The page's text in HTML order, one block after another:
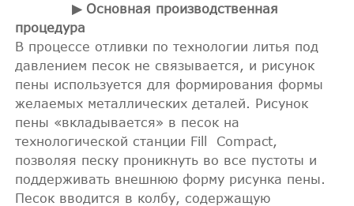
▶ Основная производственная
процедура
В процессе отливки по технологии литья под
давлением песок не связывается, и рисунок
пены используется для формирования формы
желаемых металлических деталей. Рисунок
пены «вкладывается» в песок на
технологической станции Fill Compact,
позволяя песку проникнуть во все пустоты и
поддерживать внешнюю форму рисунка пены.
Песок вводится в колбу, содержащую